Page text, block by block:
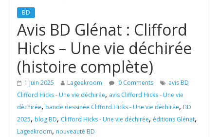
BD
Avis BD Glénat : Clifford
Hicks – Une vie déchirée
(histoire complète)
1 juin 2025 Lageekroom 0 Comments
avis BD
Clifford Hicks - Une vie déchirée, avis Clifford Hicks - Une vie
déchirée, bande dessinée Clifford Hicks - Une vie déchirée, BD
2025, blog BD, Clifford Hicks - Une vie déchirée, éditions Glénat,
Lageekroom, nouveauté BD